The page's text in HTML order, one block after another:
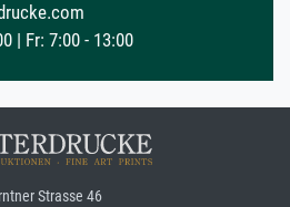
| Fr: 7:00 - 13:00
Strasse 46